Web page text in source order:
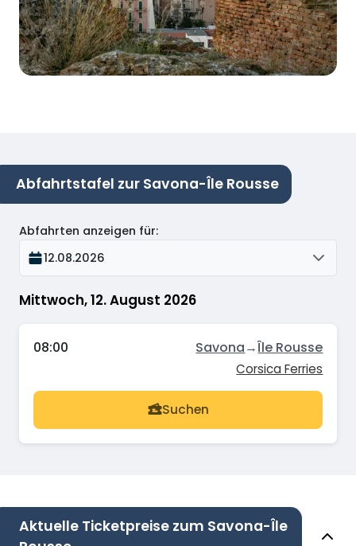
Abfahrtstafel zur Savona-Île Rousse
Mittwoch, 12. August 2026
Abfahrten anzeigen für:
12.08.2026
08:00 Savona→Île Rousse
Corsica Ferries
Suchen
Aktuelle Ticketpreise zum Savona-Île